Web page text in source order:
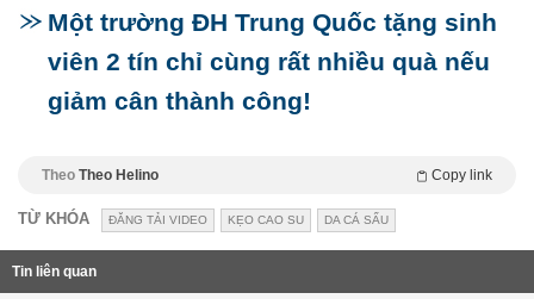
Một trường ĐH Trung Quốc tặng sinh
viên 2 tín chỉ cùng rất nhiều quà nếu
giảm cân thành công!
Theo Theo Helino Copy link
TỪ KHÓA ĐĂNG TẢI VIDEO KẸO CAO SU DA CÁ SẤU
Tin liên quan